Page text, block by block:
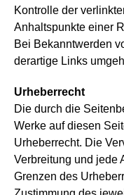
Kontrolle der
Anhaltspunkte einer
Bei Bekanntwerden
derartige Links
Urheberrecht
Die durch die
Werke auf diesen
Urheberrecht. Die
Verbreitung und jede
Grenzen des